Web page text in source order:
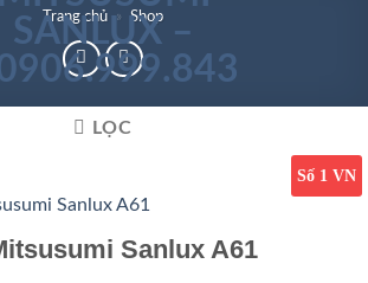
Trang chủ » Shop
LỌC
Số 1 VN
Sanlux A61